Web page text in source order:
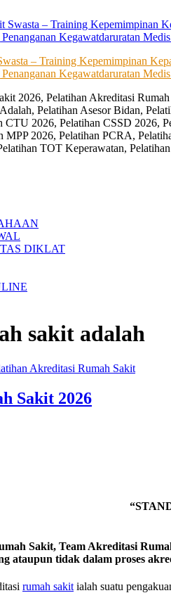
– Training Kepemimpinan
Kegawatdaruratan
2026, Pelatihan Akreditasi
Pelatihan Asesor Bidan,
2026, Pelatihan CSSD 2026,
2026, Pelatihan PCRA,
TOT Keperawatan,
DIKLAT
sakit adalah
Akreditasi Rumah Sakit
Sakit 2026
Sakit, Team Akreditasi
ataupun tidak dalam proses
rumah sakitialah suatu